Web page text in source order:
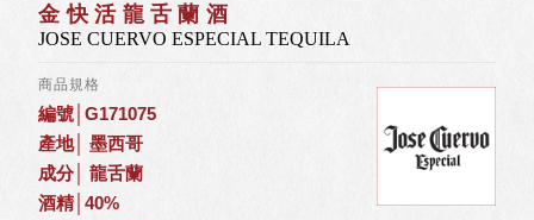
金快活龍舌蘭酒
JOSE CUERVO ESPECIAL TEQUILA
商品規格
編號│G171075
產地│ 墨西哥
成分│ 龍舌蘭
酒精│40%